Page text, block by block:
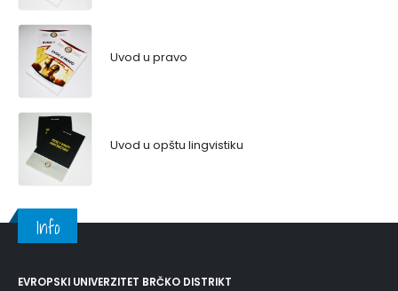
Uvod u pravo
Uvod u opštu lingvistiku
Info
EVROPSKI UNIVERZITET BRČKO DISTRIKT